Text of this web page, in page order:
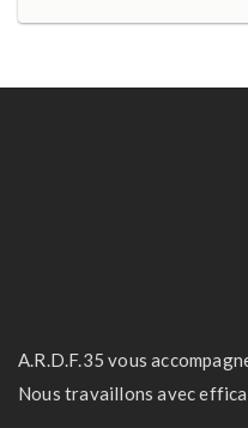
A.R.D.F.35 vous
Nous travaillons avec